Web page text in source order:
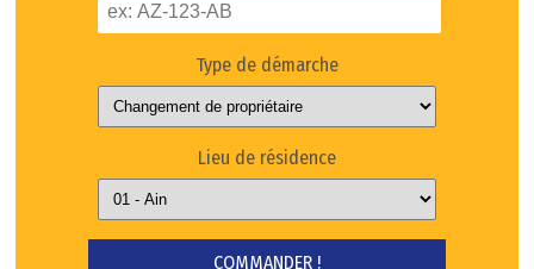
Type de démarche
Lieu de résidence